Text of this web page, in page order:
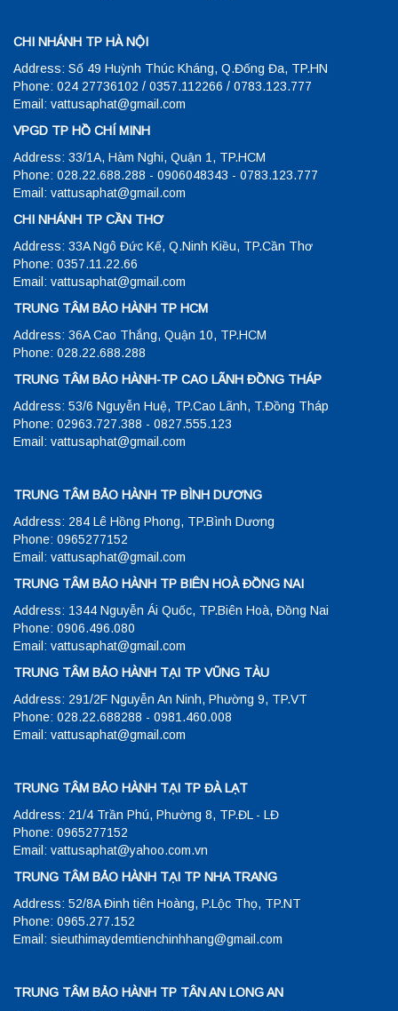
CHI NHÁNH TP HÀ NỘI
Address: Số 49 Huỳnh Thúc Kháng, Q.Đống Đa, TP.HN
Phone: 024 27736102 / 0357.112266 / 0783.123.777
Email: vattusaphat@gmail.com
VPGD TP HỒ CHÍ MINH
Address: 33/1A, Hàm Nghi, Quận 1, TP.HCM
Phone: 028.22.688.288 - 0906048343 - 0783.123.777
Email: vattusaphat@gmail.com
CHI NHÁNH TP CẦN THƠ
Address: 33A Ngô Đức Kế, Q.Ninh Kiều, TP.Cần Thơ
Phone: 0357.11.22.66
Email: vattusaphat@gmail.com
TRUNG TÂM BẢO HÀNH TP HCM
Address: 36A Cao Thắng, Quận 10, TP.HCM
Phone: 028.22.688.288
TRUNG TÂM BẢO HÀNH-TP CAO LÃNH ĐỒNG THÁP
Address: 53/6 Nguyễn Huệ, TP.Cao Lãnh, T.Đồng Tháp
Phone: 02963.727.388 - 0827.555.123
Email: vattusaphat@gmail.com
TRUNG TÂM BẢO HÀNH TP BÌNH DƯƠNG
Address: 284 Lê Hồng Phong, TP.Bình Dương
Phone: 0965277152
Email: vattusaphat@gmail.com
TRUNG TÂM BẢO HÀNH TP BIÊN HOÀ ĐỒNG NAI
Address: 1344 Nguyễn Ái Quốc, TP.Biên Hoà, Đồng Nai
Phone: 0906.496.080
Email: vattusaphat@gmail.com
TRUNG TÂM BẢO HÀNH TẠI TP VŨNG TÀU
Address: 291/2F Nguyễn An Ninh, Phường 9, TP.VT
Phone: 028.22.688288 - 0981.460.008
Email: vattusaphat@gmail.com
TRUNG TÂM BẢO HÀNH TẠI TP ĐÀ LẠT
Address: 21/4 Trần Phú, Phường 8, TP.ĐL - LĐ
Phone: 0965277152
Email: vattusaphat@yahoo.com.vn
TRUNG TÂM BẢO HÀNH TẠI TP NHA TRANG
Address: 52/8A Đinh tiên Hoàng, P.Lộc Thọ, TP.NT
Phone: 0965.277.152
Email: sieuthimaydemtienchinhhang@gmail.com
TRUNG TÂM BẢO HÀNH TP TÂN AN LONG AN